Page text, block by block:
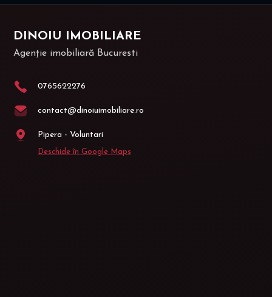
DINOIU IMOBILIARE
Agenție imobiliară Bucuresti
0765622276
contact@dinoiuimobiliare.ro
Pipera - Voluntari
Deschide în Google Maps